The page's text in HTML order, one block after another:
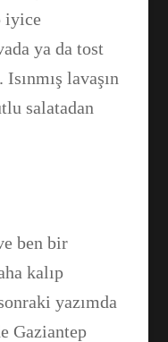
iyice
ya da tost
lavaşın
salatadan
ben bir
kalıp
yazımda
Gaziantep